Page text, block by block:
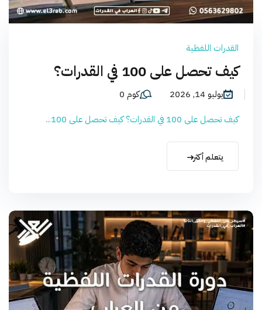
القدرات اللفظية
كيف تحصل على 100 في القدرات؟
يوليو 14, 2026
كوم 0
كيف تحصل على 100 في القدرات؟ كيف تحصل على 100...
يتعلم أكثر